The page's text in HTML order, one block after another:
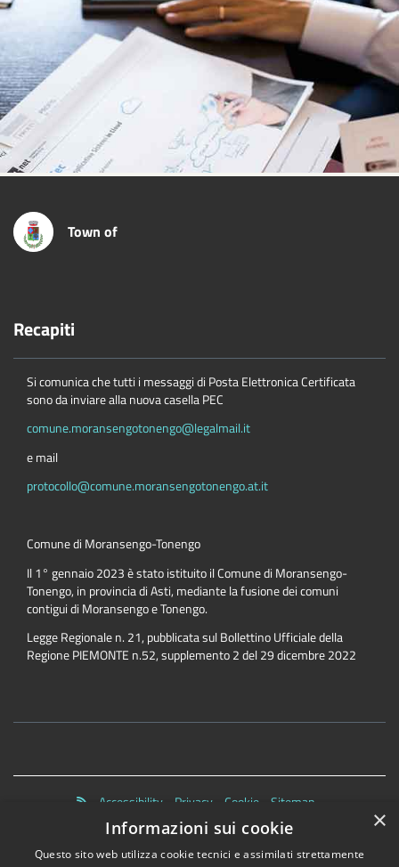
Town of
Recapiti
Si comunica che tutti i messaggi di Posta Elettronica Certificata
sono da inviare alla nuova casella PEC
comune.moransengotonengo@legalmail.it
e mail
protocollo@comune.moransengotonengo.at.it
Comune di Moransengo-Tonengo
Il 1° gennaio 2023 è stato istituito il Comune di Moransengo-
Tonengo, in provincia di Asti, mediante la fusione dei comuni
contigui di Moransengo e Tonengo.
Legge Regionale n. 21, pubblicata sul Bollettino Ufficiale della
Regione PIEMONTE n.52, supplemento 2 del 29 dicembre 2022
Accessibility Privacy Cookie
Sitemap
Dichiarazione di accessibilità
×
Informazioni sui cookie
Questo sito web utilizza cookie tecnici e assimilati strettamente